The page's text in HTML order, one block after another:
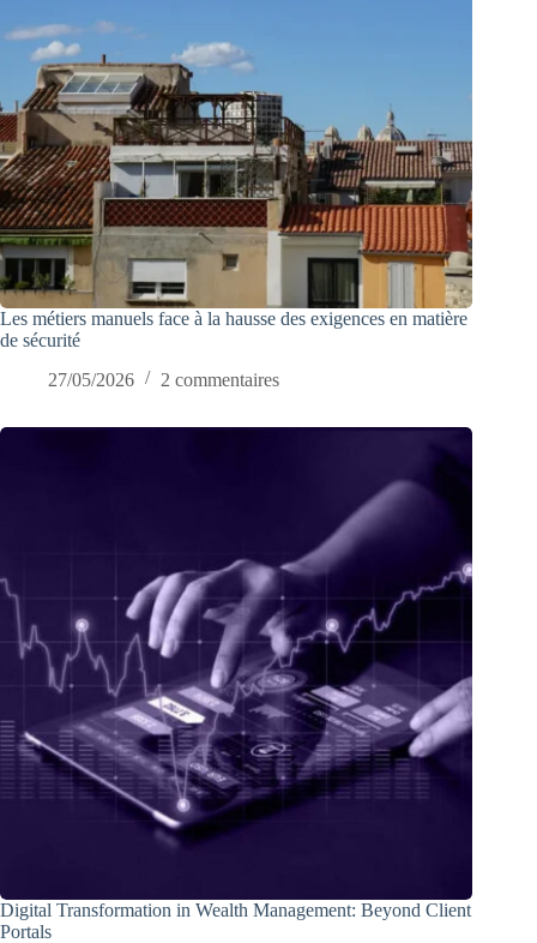
Les métiers manuels face à la hausse des exigences en matière
de sécurité
27/05/2026
2 commentaires
Digital Transformation in Wealth Management: Beyond Client
Portals